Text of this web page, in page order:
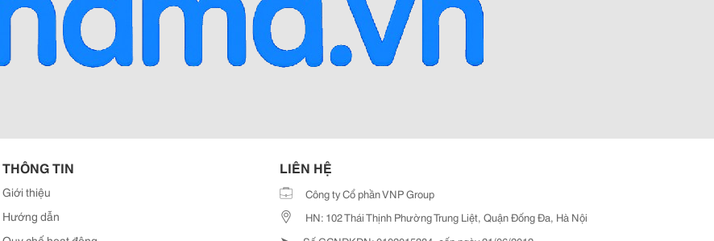
THÔNG TIN
Giới thiệu
Hướng dẫn
LIÊN HỆ
Công ty Cổ phần VNP Group
HN: 102 Thái Thịnh Phường Trung Liệt, Quận Đống Đa, Hà Nội